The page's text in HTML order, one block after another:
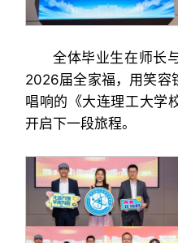
全体毕业生在师长
2026届全家福，用笑容
唱响的《大连理工大学
开启下一段旅程。